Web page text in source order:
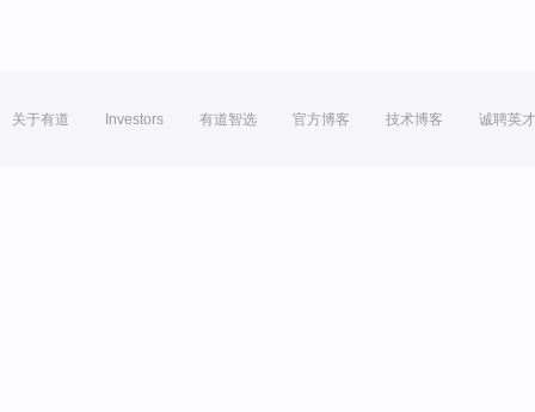
关于有道 Investors 有道智选 官方博客 技术博客 诚聘英才